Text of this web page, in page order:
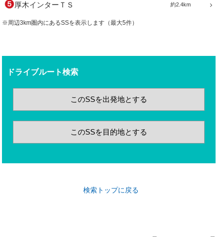
約2.4km
厚木インターＴＳ
※周辺3km圏内にあるSSを表示します（最大5件）
ドライブルート検索
このSSを出発地とする
このSSを目的地とする
検索トップに戻る